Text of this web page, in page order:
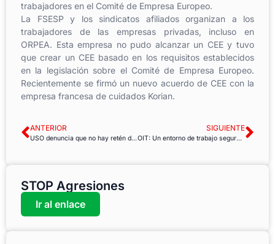
trabajadores en el Comité de Empresa Europeo.
La FSESP y los sindicatos afiliados organizan a los
trabajadores de las empresas privadas, incluso en
ORPEA. Esta empresa no pudo alcanzar un CEE y tuvo
que crear un CEE basado en los requisitos establecidos
en la legislación sobre el Comité de Empresa Europeo.
Recientemente se firmó un nuevo acuerdo de CEE con la
empresa francesa de cuidados Korian.
ANTERIOR
USO denuncia que no hay retén de bomberos en Soria
SIGUIENTE
OIT: Un entorno de trabajo seguro y saludable es ahora un principio y un derecho fundamental en el trabajo
STOP Agresiones
Ir al enlace